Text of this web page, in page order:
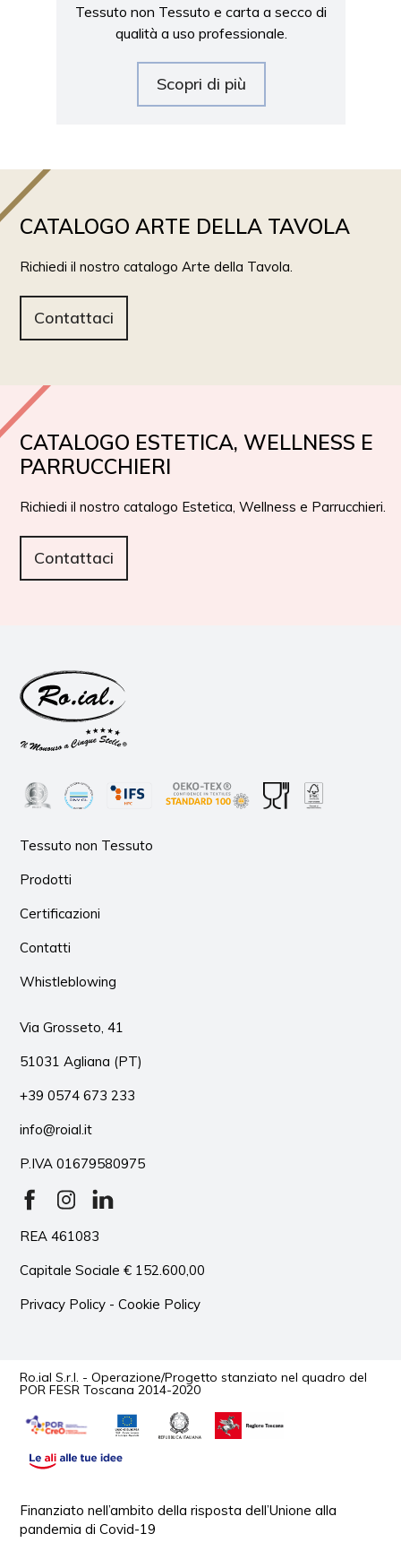
Tessuto non Tessuto e carta a secco di
qualità a uso professionale.
Scopri di più
CATALOGO ARTE DELLA TAVOLA
Richiedi il nostro catalogo Arte della Tavola.
Contattaci
CATALOGO ESTETICA, WELLNESS E
PARRUCCHIERI
Richiedi il nostro catalogo Estetica, Wellness e Parrucchieri.
Contattaci
Via Grosseto, 41
51031 Agliana (PT)
+39 0574 673 233
info@roial.it
P.IVA 01679580975
REA 461083
Capitale Sociale € 152.600,00
Privacy Policy -Cookie Policy
Tessuto non Tessuto
Prodotti
Certificazioni
Contatti
Whistleblowing
Ro.ial S.r.l. - Operazione/Progetto stanziato nel quadro del
POR FESR Toscana 2014-2020
Finanziato nell’ambito della risposta dell’Unione alla
pandemia di Covid-19